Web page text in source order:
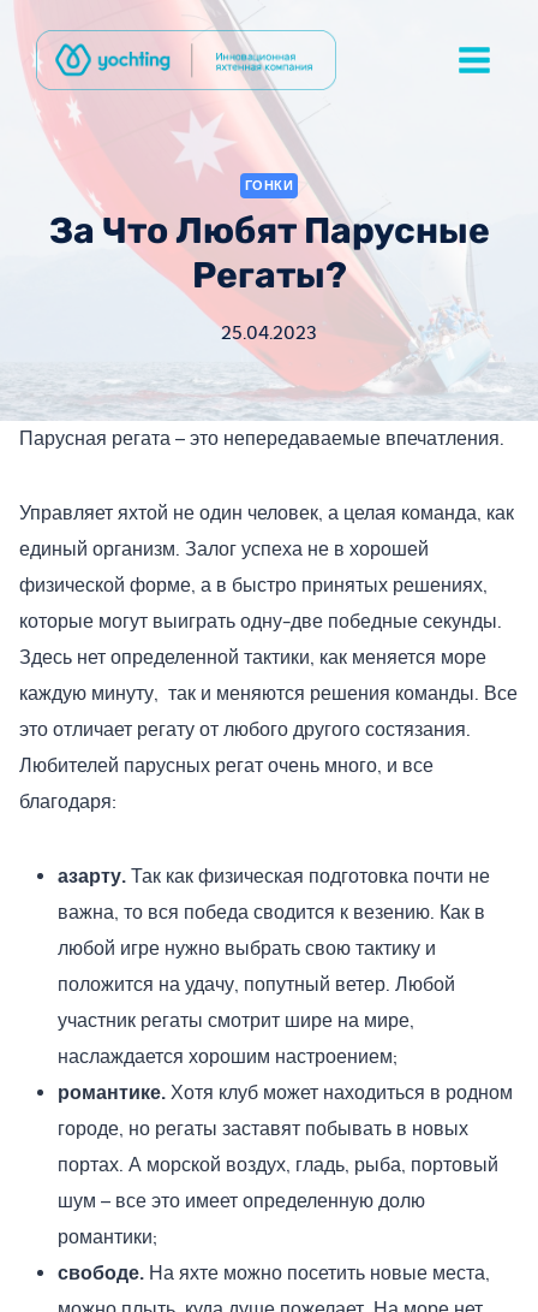
содержимому
ГОНКИ
За Что Любят Парусные
Регаты?
25.04.2023
Парусная регата – это непередаваемые впечатления.
Управляет яхтой не один человек, а целая команда, как
единый организм. Залог успеха не в хорошей
физической форме, а в быстро принятых решениях,
которые могут выиграть одну-две победные секунды.
Здесь нет определенной тактики, как меняется море
каждую минуту, так и меняются решения команды. Все
это отличает регату от любого другого состязания.
Любителей парусных регат очень много, и все
благодаря:
азарту. Так как физическая подготовка почти не
важна, то вся победа сводится к везению. Как в
любой игре нужно выбрать свою тактику и
положится на удачу, попутный ветер. Любой
участник регаты смотрит шире на мире,
наслаждается хорошим настроением;
романтике. Хотя клуб может находиться в родном
городе, но регаты заставят побывать в новых
портах. А морской воздух, гладь, рыба, портовый
шум – все это имеет определенную долю
романтики;
свободе. На яхте можно посетить новые места,